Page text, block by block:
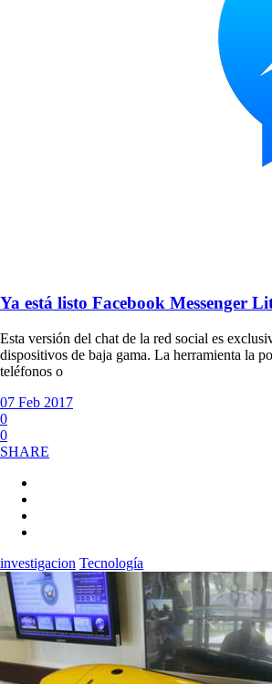
Ya está listo Facebook Messenger
Esta versión del chat de la red social es
dispositivos de baja gama. La herramienta la
teléfonos o
07 Feb 2017
0
0
SHARE
investigacion Tecnología